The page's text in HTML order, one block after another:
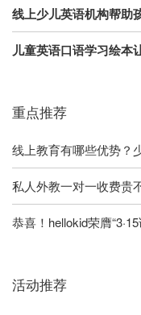
线上少儿英语机构帮助
儿童英语口语学习绘本
重点推荐
线上教育有哪些优势？
私人外教一对一收费贵
恭喜！hellokid荣膺
活动推荐